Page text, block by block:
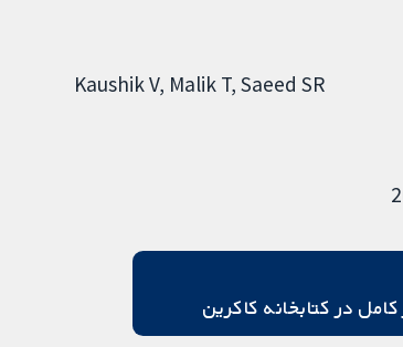
Kaushik V Malik T Saeed SR
کامل در کتابخانه کاکرین